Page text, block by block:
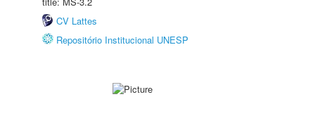
CV Lattes
Repositório Institucional UNESP